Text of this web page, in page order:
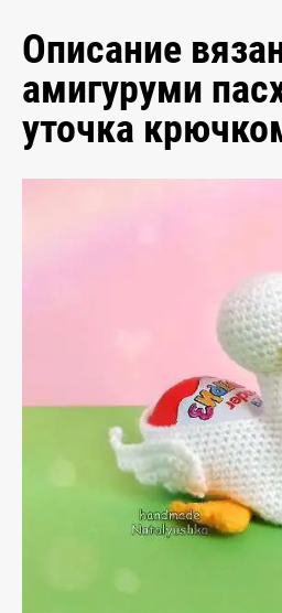
Описание
амигуруми
уточка